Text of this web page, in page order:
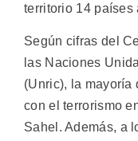
territorio 14 países
Según cifras del
las Naciones
(Unric), la mayoría
con el terrorismo
Sahel. Además, a